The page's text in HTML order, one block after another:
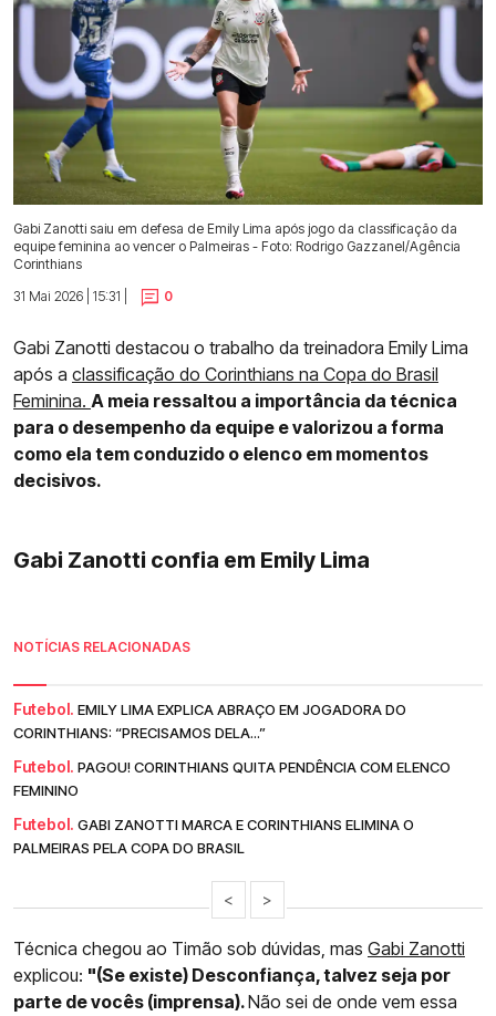
Gabi Zanotti saiu em defesa de Emily Lima após jogo da classificação da
equipe feminina ao vencer o Palmeiras - Foto: Rodrigo Gazzanel/Agência
Corinthians
31 Mai 2026 | 15:31 |
0
Gabi Zanotti destacou o trabalho da treinadora Emily Lima
após a classificação do Corinthians na Copa do Brasil
Feminina. A meia ressaltou a importância da técnica
para o desempenho da equipe e valorizou a forma
como ela tem conduzido o elenco em momentos
decisivos.
Gabi Zanotti confia em Emily Lima
NOTÍCIAS RELACIONADAS
Futebol. EMILY LIMA EXPLICA ABRAÇO EM JOGADORA DO
CORINTHIANS: “PRECISAMOS DELA...”
Futebol. PAGOU! CORINTHIANS QUITA PENDÊNCIA COM ELENCO
FEMININO
Futebol. GABI ZANOTTI MARCA E CORINTHIANS ELIMINA O
PALMEIRAS PELA COPA DO BRASIL
< >
Técnica chegou ao Timão sob dúvidas, mas Gabi Zanotti
explicou: "(Se existe) Desconfiança, talvez seja por
parte de vocês (imprensa).Não sei de onde vem essa